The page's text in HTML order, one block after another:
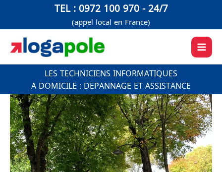
contenu
TEL : 0972 100 970 - 24/7
(appel local en France)
LES TECHNICIENS INFORMATIQUES
A DOMICILE : DEPANNAGE ET ASSISTANCE